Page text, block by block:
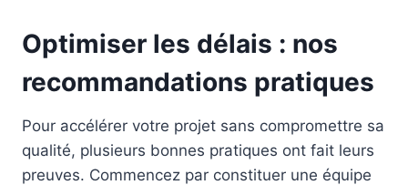
Optimiser les délais : nos
recommandations pratiques
Pour accélérer votre projet sans compromettre sa
qualité, plusieurs bonnes pratiques ont fait leurs
preuves. Commencez par constituer une équipe